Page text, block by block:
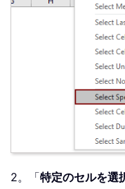
2。「特定のセルを選